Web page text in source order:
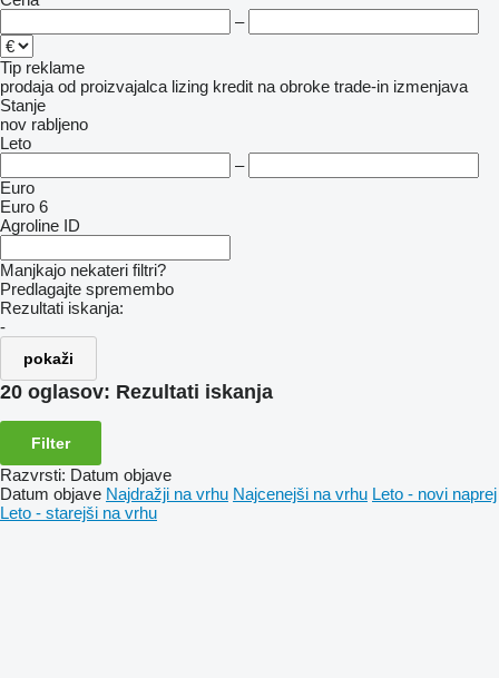
–
Tip reklame
prodaja od proizvajalca lizing kredit na obroke trade-in izmenjava
Stanje
nov rabljeno
Leto
–
Euro
Euro 6
Agroline ID
Manjkajo nekateri filtri?
Predlagajte spremembo
Rezultati iskanja:
-
pokaži
20 oglasov: Rezultati iskanja
Filter
Razvrsti: Datum objave
Datum objave Najdražji na vrhu Najcenejši na vrhu Leto - novi naprej
Leto - starejši na vrhu